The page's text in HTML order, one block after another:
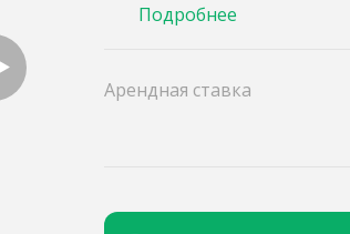
Подробнее
Арендная ставка